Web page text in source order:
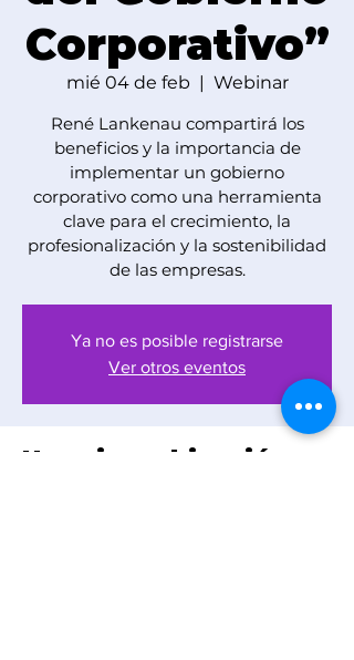
Corporativo”
mié 04 de feb
  |
Webinar
René Lankenau compartirá los
beneficios y la importancia de
implementar un gobierno
corporativo como una herramienta
clave para el crecimiento, la
profesionalización y la sostenibilidad
de las empresas.
Ya no es posible registrarse
Ver otros eventos
Horario y ubicación